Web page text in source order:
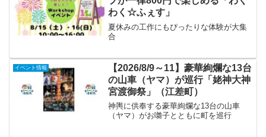
わく☆ふぇす」
夏休みの工作にもぴったりな体験が大集
合
イベント情報
【2026/8/9～11】豪華絢爛な13台
の山車（ヤマ）が巡行「姥神大神
宮渡御祭」（江差町）
神輿に供奉する豪華絢爛な13台の山車
（ヤマ）がお囃子とともに町を巡行